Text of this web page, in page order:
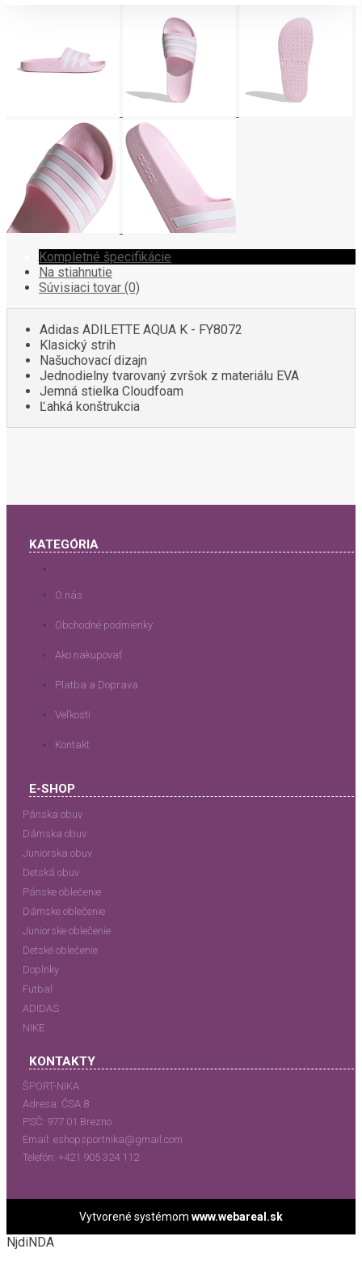
Kompletné špecifikácie
Na stiahnutie
Súvisiaci tovar (0)
Adidas ADILETTE AQUA K - FY8072
Klasický strih
Našuchovací dizajn
Jednodielny tvarovaný zvršok z materiálu EVA
Jemná stielka Cloudfoam
Ľahká konštrukcia
KATEGÓRIA
O nás
Obchodné podmienky
Ako nakupovať
Platba a Doprava
Veľkosti
Kontakt
E-SHOP
Pánska obuv
Dámska obuv
Juniorska obuv
Detská obuv
Pánske oblečenie
Dámske oblečenie
Juniorske oblečenie
Detské oblečenie
Doplnky
Futbal
ADIDAS
NIKE
KONTAKTY
ŠPORT-NIKA
Adresa: ČSA 8
PSČ: 977 01 Brezno
Email: eshopsportnika@gmail.com
Telefón: +421 905 324 112
Vytvorené systémom www.webareal.sk
NjdiNDA